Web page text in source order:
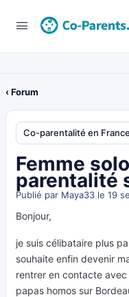
‹ Forum
Co-parentalité en France
Femme
parentalité
Publié par Maya33 le 19
Bonjour,
je suis célibataire plus
souhaite enfin devenir
rentrer en contacte
papas homos sur